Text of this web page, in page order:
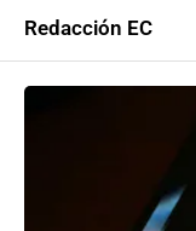
Redacción EC